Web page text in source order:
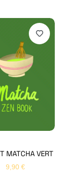
MATCHA VERT
9,90 €